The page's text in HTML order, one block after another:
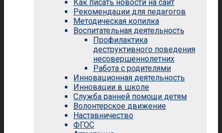
Как писать новости на сайт
Рекомендации для педагогов
Методическая копилка
Воспитательная деятельность
Профилактика
деструктивного поведения
несовершеннолетних
Работа с родителями
Инновационная деятельность
Инновации в школе
Служба ранней помощи детям
Волонтерское движение
Наставничество
ФГОС